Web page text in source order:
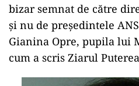
bizar semnat de către
și nu de președintele
Gianina Opre, pupila lui
cum a scris Ziarul Puterea